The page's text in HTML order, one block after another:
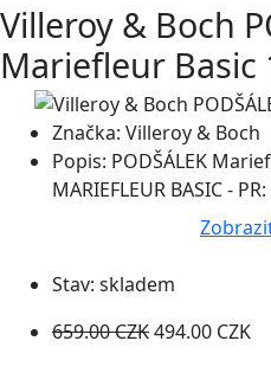
Villeroy & Boch
Mariefleur Basic
Značka: Villeroy & Boch
Popis: PODŠÁLEK
MARIEFLEUR BASIC -
Stav: skladem
659.00 CZK494.00 CZK